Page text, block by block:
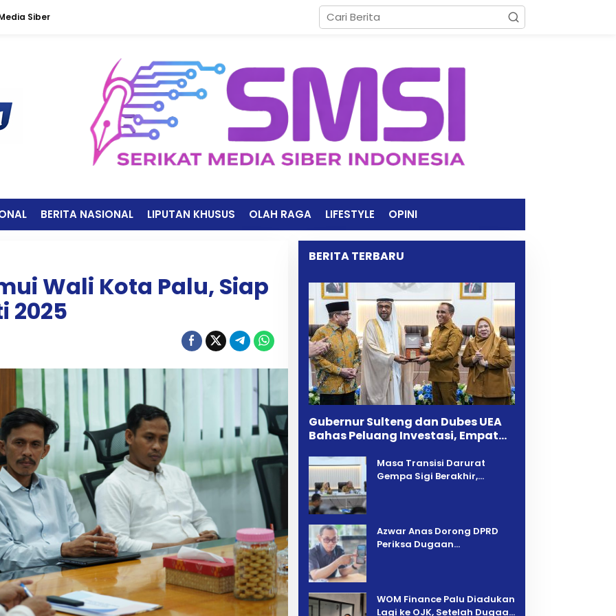
Siber
BERITA NASIONAL LIPUTAN KHUSUS OLAH RAGA LIFESTYLE OPINI
Wali Kota Palu, Siap
2025
BERITA TERBARU
Gubernur Sulteng dan Dubes UEA
Bahas Peluang Investasi, Empat
Masa Transisi Darurat
Gempa Sigi Berakhir,
Azwar Anas Dorong DPRD
Periksa Dugaan
‎WOM Finance Palu Diadukan
Lagi ke OJK, Setelah Dugaan